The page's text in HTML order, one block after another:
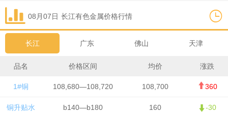
08月07日 长江有色金属价格行情
长江 广东 佛山 天津
品名 价格区间 均价 涨跌
1#铜 108,680—108,720 108,700 360
铜升贴水 b140—b180 160 -30